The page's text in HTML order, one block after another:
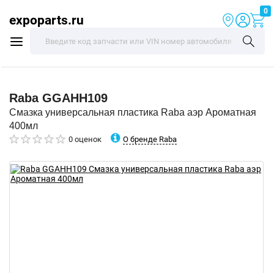
expoparts.ru
0
Raba GGAHH109
Смазка универсальная пластика Raba аэр Ароматная
400мл
0 оценок О бренде Raba